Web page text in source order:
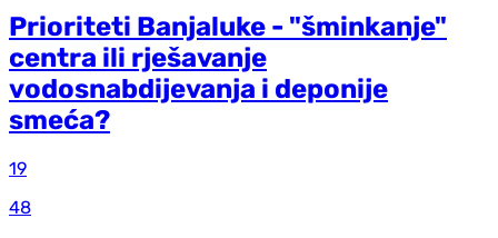
Prioriteti Banjaluke - "šminkanje"
centra ili rješavanje
vodosnabdijevanja i deponije
smeća?
19
48